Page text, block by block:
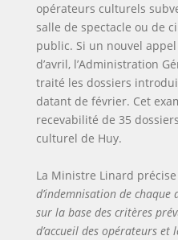
opérateurs culturels
salle de spectacle ou de
public. Si un nouvel
d’avril, l’Administration
traité les dossiers
datant de février. Cet
recevabilité de 35
culturel de Huy.
La Ministre Linard
d’indemnisation de chaque
sur la base des critères
d’accueil des opérateurs et